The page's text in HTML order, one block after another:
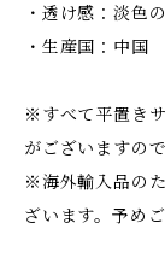
・透け感：淡色
・生産国：中国
※すべて平置き
がございますの
※海外輸入品の
ざいます。予め